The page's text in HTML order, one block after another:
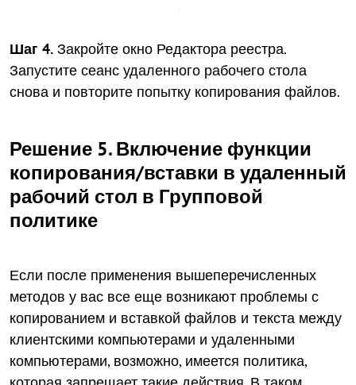
Шаг 4. Закройте окно Редактора реестра.
Запустите сеанс удаленного рабочего стола
снова и повторите попытку копирования файлов.
Решение 5. Включение функции
копирования/вставки в удаленный
рабочий стол в Групповой
политике
Если после применения вышеперечисленных
методов у вас все еще возникают проблемы с
копированием и вставкой файлов и текста между
клиентскими компьютерами и удаленными
компьютерами, возможно, имеется политика,